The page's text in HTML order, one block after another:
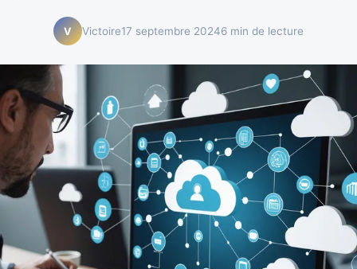
V Victoire17 septembre 20246 min de lecture